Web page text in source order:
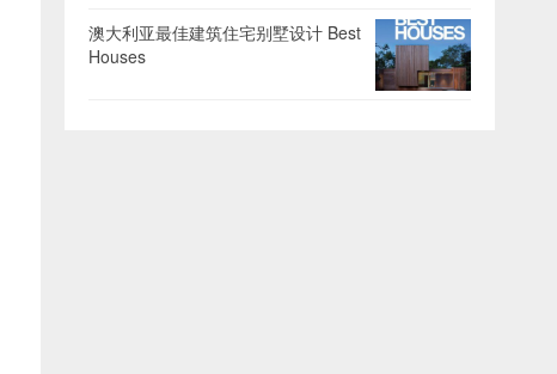
澳大利亚最佳建筑住宅别墅设计 Best
Houses